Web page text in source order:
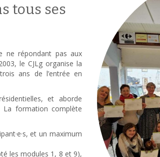
tous ses
ne répondant pas aux
le CJLg organise la
ans de l’entrée en
et aborde
La formation complète
et un maximum
les modules 1, 8 et 9),